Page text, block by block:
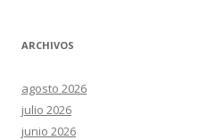
ARCHIVOS
agosto 2026
julio 2026
junio 2026